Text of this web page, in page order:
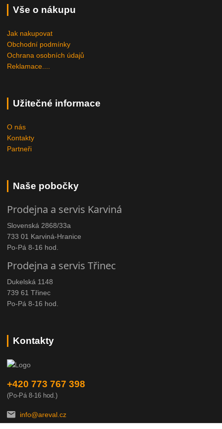
Vše o nákupu
Jak nakupovat
Obchodní podmínky
Ochrana osobních údajů
Reklamace....
Užitečné informace
O nás
Kontakty
Partneři
Naše pobočky
Prodejna a servis Karviná
Slovenská 2868/33a
733 01 Karviná-Hranice
Po-Pá 8-16 hod.
Prodejna a servis Třinec
Dukelská 1148
739 61 Třinec
Po-Pá 8-16 hod.
Kontakty
+420 773 767 398
(Po-Pá 8-16 hod.)
info@areval.cz